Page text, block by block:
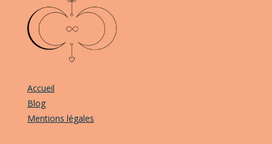
Accueil
Blog
Mentions légales